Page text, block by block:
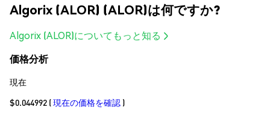
Algorix (ALOR) (ALOR)は何ですか?
Algorix (ALOR)についてもっと知る
価格分析
現在
$0.044992 (現在の価格を確認 )